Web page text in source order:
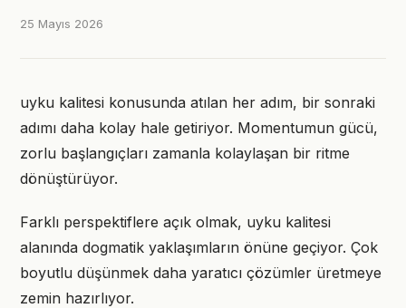
25 Mayıs 2026
uyku kalitesi konusunda atılan her adım, bir sonraki
adımı daha kolay hale getiriyor. Momentumun gücü,
zorlu başlangıçları zamanla kolaylaşan bir ritme
dönüştürüyor.
Farklı perspektiflere açık olmak, uyku kalitesi
alanında dogmatik yaklaşımların önüne geçiyor. Çok
boyutlu düşünmek daha yaratıcı çözümler üretmeye
zemin hazırlıyor.